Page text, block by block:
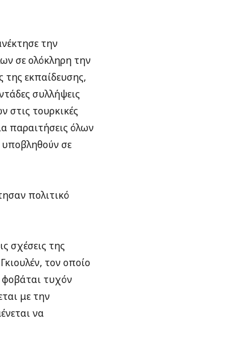
την
σε ολόκληρη την
της εκπαίδευσης,
συλλήψεις
στις τουρκικές
παραιτήσεις όλων
σε
πολιτικό
σχέσεις της
τον οποίο
τυχόν
με την
να